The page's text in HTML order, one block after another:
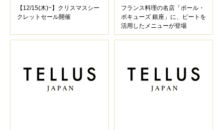
【12/15(木)~】クリスマスシー
クレットセール開催
フランス料理の名店「ポール・
ボキューズ 銀座」に、ピートを
活用したメニューが登場